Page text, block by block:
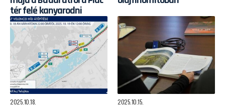
tér felé kanyarodni
2025.10.18. 2025.10.15.